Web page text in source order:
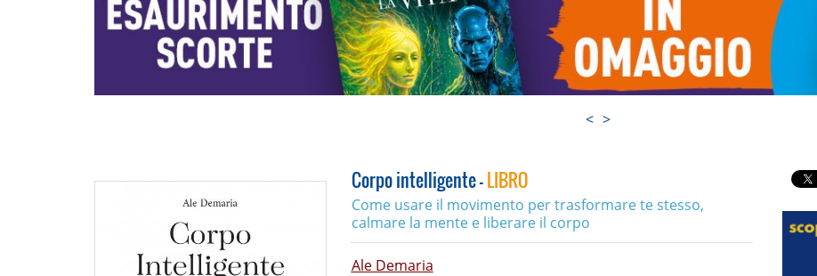
< >
Corpo intelligente -LIBRO
Come usare il movimento per trasformare te stesso,
calmare la mente e liberare il corpo
Ale Demaria